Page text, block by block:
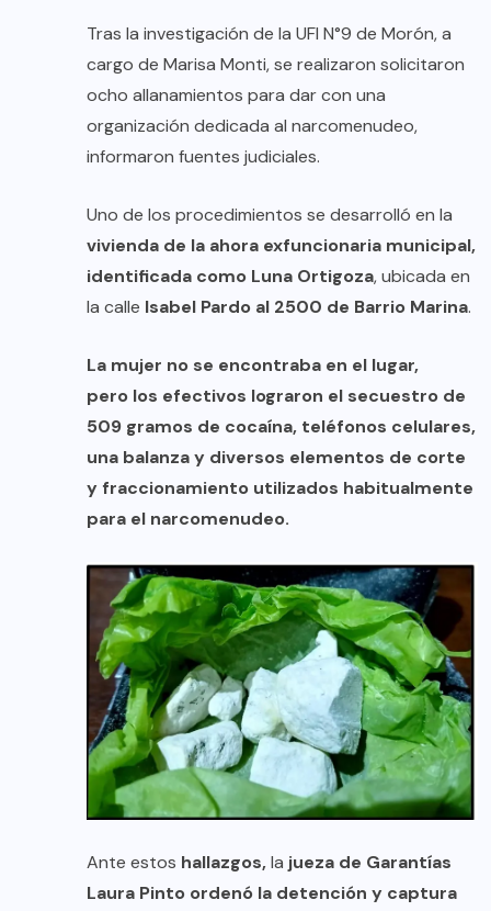
Tras la investigación de la UFI N°9 de Morón, a
cargo de Marisa Monti, se realizaron solicitaron
ocho allanamientos para dar con una
organización dedicada al narcomenudeo,
informaron fuentes judiciales.
Uno de los procedimientos se desarrolló en la
vivienda de la ahora exfuncionaria municipal,
identificada como Luna Ortigoza, ubicada en
la calle Isabel Pardo al 2500 de Barrio Marina.
La mujer no se encontraba en el lugar,
pero los efectivos lograron el secuestro de
509 gramos de cocaína, teléfonos celulares,
una balanza y diversos elementos de corte
y fraccionamiento utilizados habitualmente
para el narcomenudeo.
Ante estos hallazgos,la jueza de Garantías
Laura Pinto ordenó la detención y captura